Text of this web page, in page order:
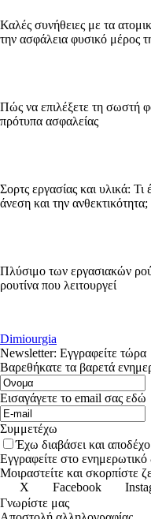
Καλές συνήθειες με τα
την ασφάλεια φυσικό μέρος
Πώς να επιλέξετε τη σωστή
πρότυπα ασφαλείας
Σορτς εργασίας και υλικά:
άνεση και την ανθεκτικότητα;
Πλύσιμο των εργασιακών
ρουτίνα που λειτουργεί
Dimiourgia
Newsletter: Εγγραφείτε τώρα
Βαρεθήκατε τα βαρετά
Εισαγάγετε το email σας εδώ
Συμμετέχω
Έχω διαβάσει και
Εγγραφείτε στο
Μοιραστείτε και σκορπίστε
X
Facebook
Γνωρίστε μας